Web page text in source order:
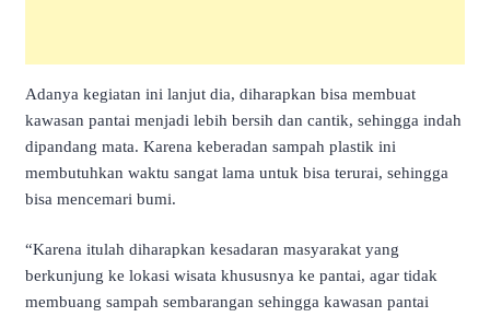
Adanya kegiatan ini lanjut dia, diharapkan bisa membuat
kawasan pantai menjadi lebih bersih dan cantik, sehingga indah
dipandang mata. Karena keberadan sampah plastik ini
membutuhkan waktu sangat lama untuk bisa terurai, sehingga
bisa mencemari bumi.
“Karena itulah diharapkan kesadaran masyarakat yang
berkunjung ke lokasi wisata khususnya ke pantai, agar tidak
membuang sampah sembarangan sehingga kawasan pantai